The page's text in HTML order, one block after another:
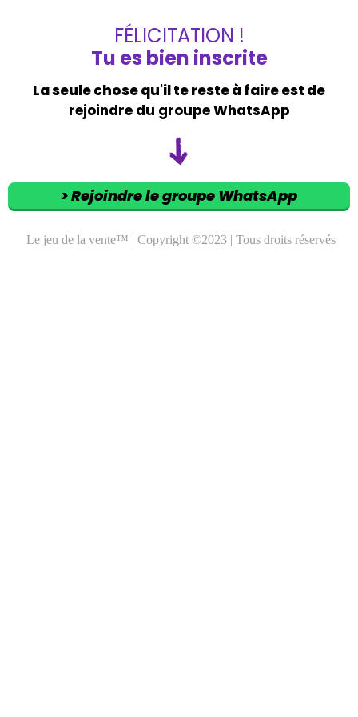
FÉLICITATION !
Tu es bien inscrite
La seule chose qu'il te reste à faire est de
rejoindre du groupe WhatsApp
> Rejoindre le groupe WhatsApp
Le jeu de la vente™ | Copyright ©2023 | Tous droits réservés